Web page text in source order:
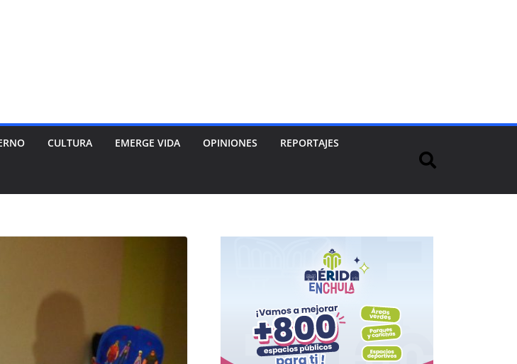
CULTURA EMERGE VIDA OPINIONES REPORTAJES